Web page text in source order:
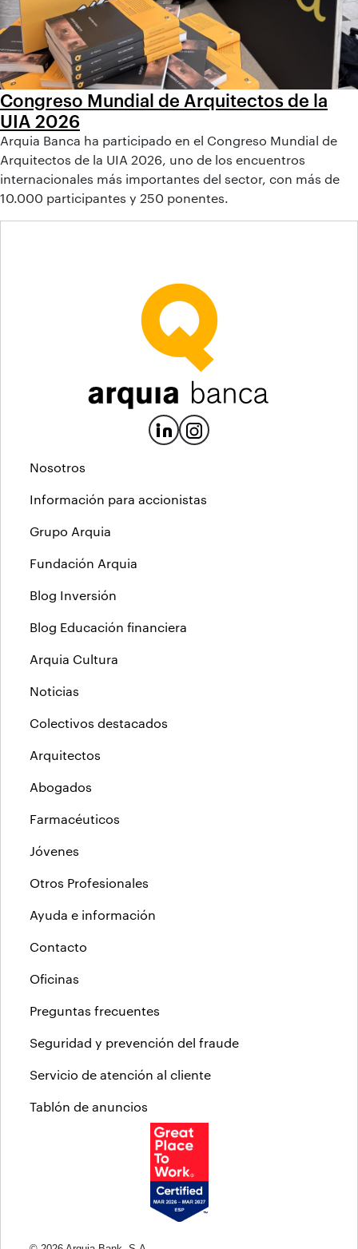
Congreso Mundial de Arquitectos de la
UIA 2026
Arquia Banca ha participado en el Congreso Mundial de
Arquitectos de la UIA 2026, uno de los encuentros
internacionales más importantes del sector, con más de
10.000 participantes y 250 ponentes.
Nosotros
Información para accionistas
Grupo Arquia
Fundación Arquia
Blog Inversión
Blog Educación financiera
Arquia Cultura
Noticias
Colectivos destacados
Arquitectos
Abogados
Farmacéuticos
Jóvenes
Otros Profesionales
Ayuda e información
Contacto
Oficinas
Preguntas frecuentes
Seguridad y prevención del fraude
Servicio de atención al cliente
Tablón de anuncios